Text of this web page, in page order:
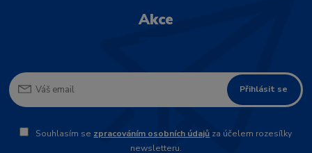
Akce
Přihlásit se
Souhlasím se zpracováním osobních údajů za účelem rozesílky
newsletteru.